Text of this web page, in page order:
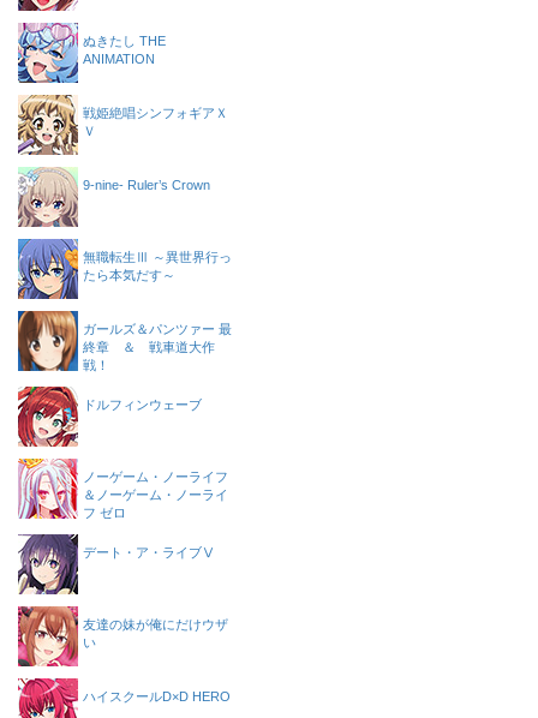
ぬきたし THE
ANIMATION
戦姫絶唱シンフォギアＸ
Ｖ
9-nine- Ruler’s Crown
無職転生Ⅲ ～異世界行っ
たら本気だす～
ガールズ＆パンツァー 最
終章 ＆ 戦車道大作
戦！
ドルフィンウェーブ
ノーゲーム・ノーライフ
＆ノーゲーム・ノーライ
フ ゼロ
デート・ア・ライブⅤ
友達の妹が俺にだけウザ
い
ハイスクールD×D HERO